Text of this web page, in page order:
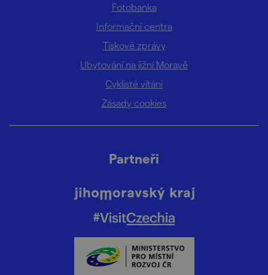
Fotobanka
Informační centra
Tiskové zprávy
Ubytování na jižní Moravě
Cyklisté vítáni
Zásady cookies
Partneři